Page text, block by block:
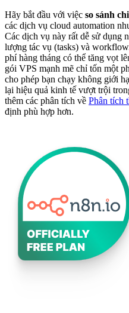
Hãy bắt đầu với việc so sánh
các dịch vụ cloud automation
Các dịch vụ này rất dễ sử dụng
lượng tác vụ (tasks) và
phí hàng tháng có thể tăng vọt
gói VPS mạnh mẽ chỉ tốn một
cho phép bạn chạy không giới
lại hiệu quả kinh tế vượt trội
thêm các phân tích về Phân tích
định phù hợp hơn.